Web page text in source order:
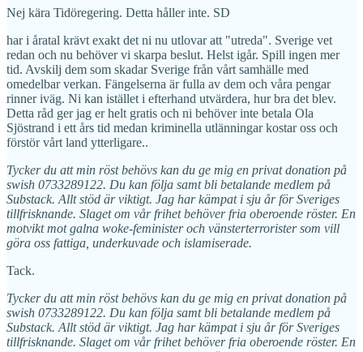
Nej kära Tidöregering. Detta håller inte. SD
har i åratal krävt exakt det ni nu utlovar att "utreda". Sverige vet
redan och nu behöver vi skarpa beslut. Helst igår. Spill ingen mer
tid. Avskilj dem som skadar Sverige från vårt samhälle med
omedelbar verkan. Fängelserna är fulla av dem och våra pengar
rinner iväg. Ni kan istället i efterhand utvärdera, hur bra det blev.
Detta råd ger jag er helt gratis och ni behöver inte betala Ola
Sjöstrand i ett års tid medan kriminella utlänningar kostar oss och
förstör vårt land ytterligare..
Tycker du att min röst behövs kan du ge mig en privat donation på
swish 0733289122. Du kan följa samt bli betalande medlem på
Substack. Allt stöd är viktigt. Jag har kämpat i sju år för Sveriges
tillfrisknande. Slaget om vår frihet behöver fria oberoende röster. En
motvikt mot galna woke-feminister och vänsterterrorister som vill
göra oss fattiga, underkuvade och islamiserade.
Tack.
Tycker du att min röst behövs kan du ge mig en privat donation på
swish 0733289122. Du kan följa samt bli betalande medlem på
Substack. Allt stöd är viktigt. Jag har kämpat i sju år för Sveriges
tillfrisknande. Slaget om vår frihet behöver fria oberoende röster. En